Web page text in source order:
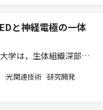
と神経電極の一体
学は，生体組織深部に
能とするマイクロLED
ハイブリッドプローブ
光関連技術 研究開発